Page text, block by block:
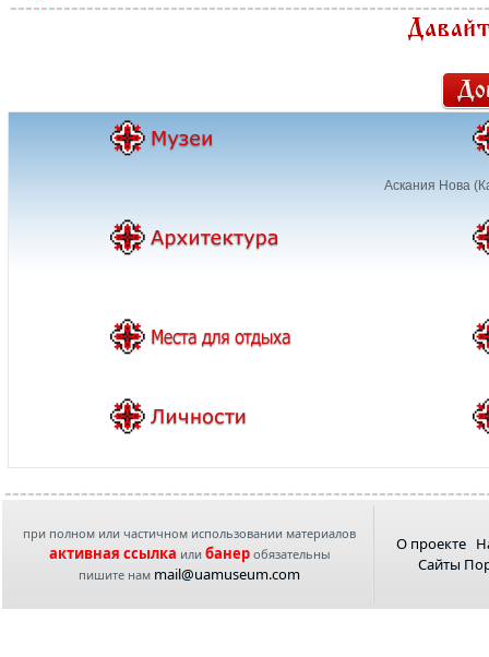
Аскания Нова
при полном или частичном использовании материалов
активная ссылка или банеробязательны
пишите нам mail@uamuseum.com
О проекте
Сайты